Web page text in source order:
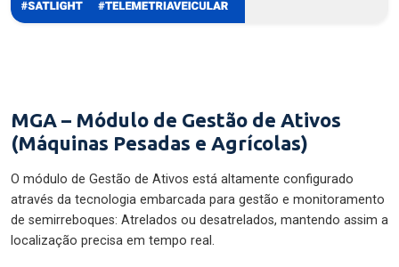
MGA – Módulo de Gestão de Ativos
(Máquinas Pesadas e Agrícolas)
O módulo de Gestão de Ativos está altamente configurado
através da tecnologia embarcada para gestão e monitoramento
de semirreboques: Atrelados ou desatrelados, mantendo assim a
localização precisa em tempo real.